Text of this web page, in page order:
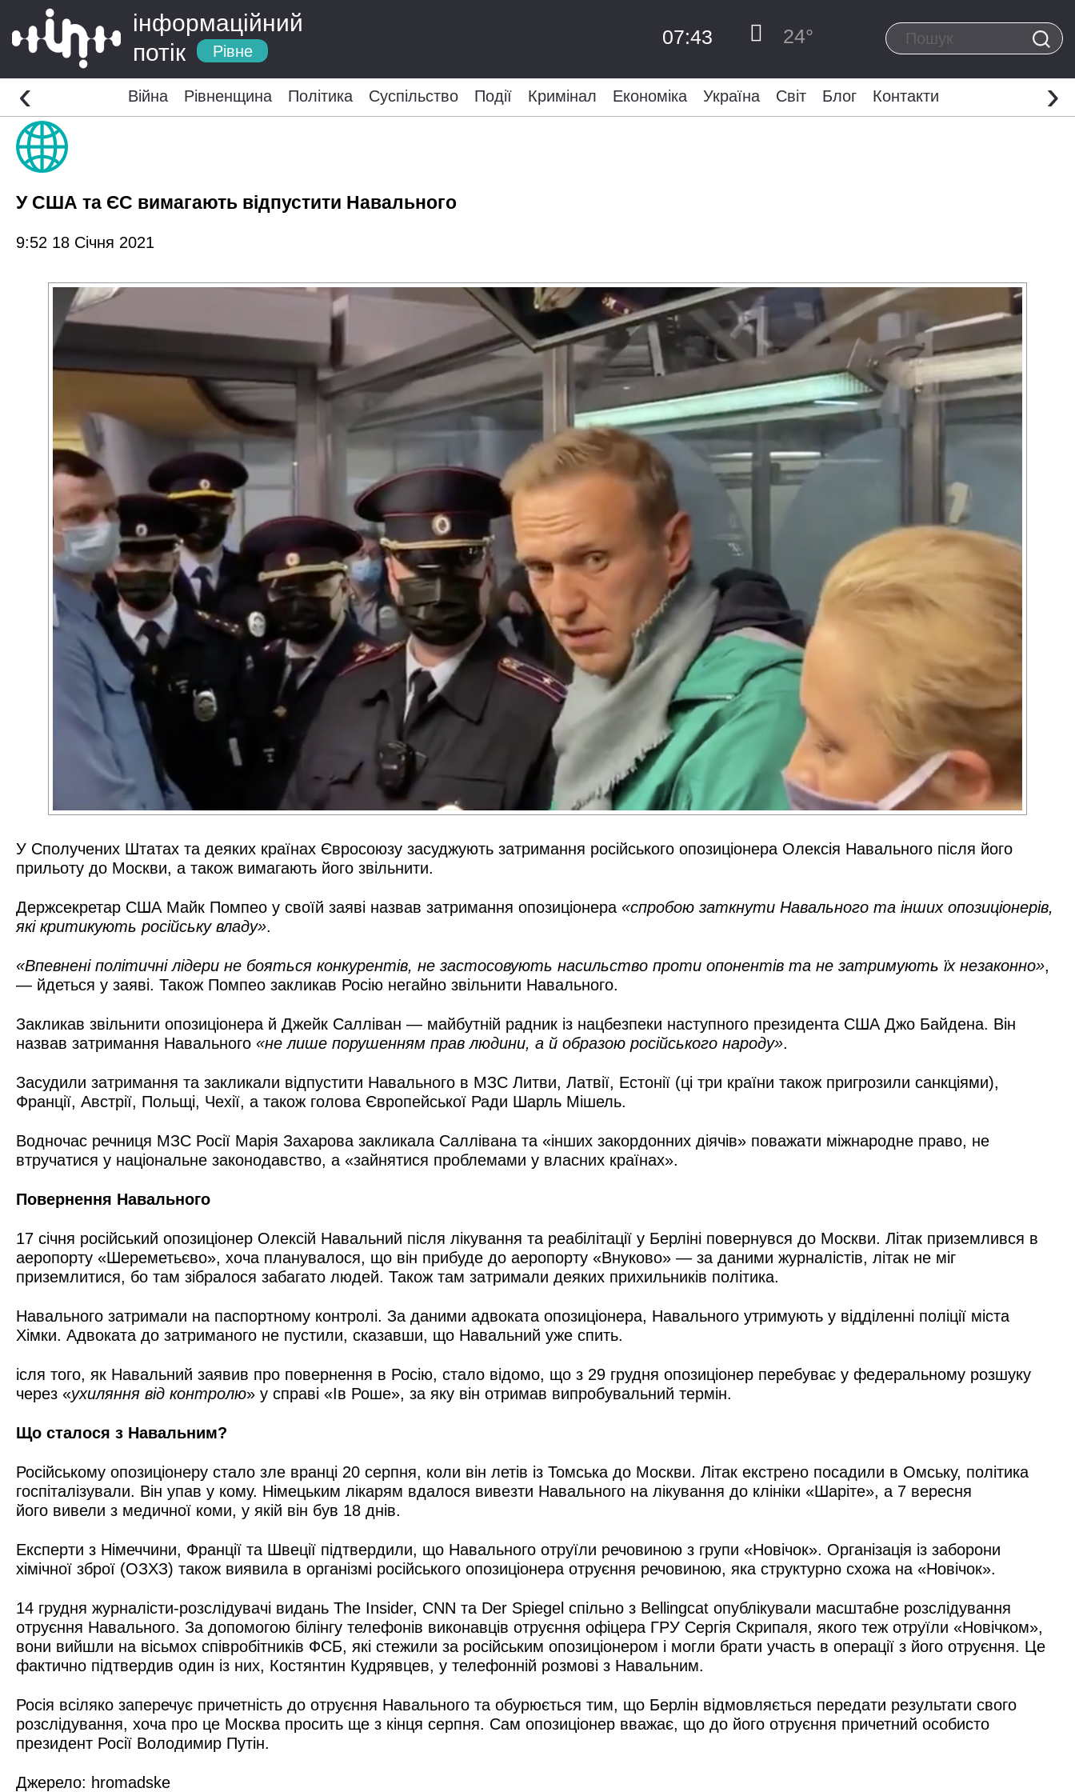
інформаційний
потік
Рівне
07:43 24°
Війна Рівненщина Політика Суспільство Події Кримінал Економіка Україна Світ Блог Контакти
‹ ›
У США та ЄС вимагають відпустити Навального
9:52 18 Січня 2021
У Сполучених Штатах та деяких країнах Євросоюзу засуджують затримання російського опозиціонера Олексія Навального після його
прильоту до Москви, а також вимагають його звільнити.
Держсекретар США Майк Помпео у своїй заяві назвав затримання опозиціонера «спробою заткнути Навального та інших опозиціонерів,
які критикують російську владу».
«Впевнені політичні лідери не бояться конкурентів, не застосовують насильство проти опонентів та не затримують їх незаконно»,
— йдеться у заяві. Також Помпео закликав Росію негайно звільнити Навального.
Закликав звільнити опозиціонера й Джейк Салліван — майбутній радник із нацбезпеки наступного президента США Джо Байдена. Він
назвав затримання Навального «не лише порушенням прав людини, а й образою російського народу».
Засудили затримання та закликали відпустити Навального в МЗС Литви, Латвії, Естонії (ці три країни також пригрозили санкціями),
Франції, Австрії, Польщі, Чехії, а також голова Європейської Ради Шарль Мішель.
Водночас речниця МЗС Росії Марія Захарова закликала Саллівана та «інших закордонних діячів» поважати міжнародне право, не
втручатися у національне законодавство, а «зайнятися проблемами у власних країнах».
Повернення Навального
17 січня російський опозиціонер Олексій Навальний після лікування та реабілітації у Берліні повернувся до Москви. Літак приземлився в
аеропорту «Шереметьєво», хоча планувалося, що він прибуде до аеропорту «Внуково» — за даними журналістів, літак не міг
приземлитися, бо там зібралося забагато людей. Також там затримали деяких прихильників політика.
Навального затримали на паспортному контролі. За даними адвоката опозиціонера, Навального утримують у відділенні поліції міста
Хімки. Адвоката до затриманого не пустили, сказавши, що Навальний уже спить.
ісля того, як Навальний заявив про повернення в Росію, стало відомо, що з 29 грудня опозиціонер перебуває у федеральному розшуку
через «ухиляння від контролю» у справі «Ів Роше», за яку він отримав випробувальний термін.
Що сталося з Навальним?
Російському опозиціонеру стало зле вранці 20 серпня, коли він летів із Томська до Москви. Літак екстрено посадили в Омську, політика
госпіталізували. Він упав у кому. Німецьким лікарям вдалося вивезти Навального на лікування до клініки «Шаріте», а 7 вересня
його вивели з медичної коми, у якій він був 18 днів.
Експерти з Німеччини, Франції та Швеції підтвердили, що Навального отруїли речовиною з групи «Новічок». Організація із заборони
хімічної зброї (ОЗХЗ) також виявила в організмі російського опозиціонера отруєння речовиною, яка структурно схожа на «Новічок».
14 грудня журналісти-розслідувачі видань The Insider, CNN та Der Spiegel спільно з Bellingcat опублікували масштабне розслідування
отруєння Навального. За допомогою білінгу телефонів виконавців отруєння офіцера ГРУ Сергія Скрипаля, якого теж отруїли «Новічком»,
вони вийшли на вісьмох співробітників ФСБ, які стежили за російським опозиціонером і могли брати участь в операції з його отруєння. Це
фактично підтвердив один із них, Костянтин Кудрявцев, у телефонній розмові з Навальним.
Росія всіляко заперечує причетність до отруєння Навального та обурюється тим, що Берлін відмовляється передати результати свого
розслідування, хоча про це Москва просить ще з кінця серпня. Сам опозиціонер вважає, що до його отруєння причетний особисто
президент Росії Володимир Путін.
Джерело: hromadske